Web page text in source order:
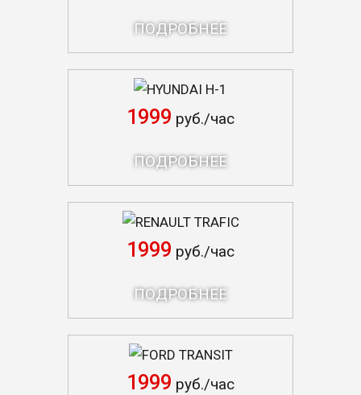
ПОДРОБНЕЕ
HYUNDAI H-1
1999 руб./час
ПОДРОБНЕЕ
RENAULT TRAFIC
1999 руб./час
ПОДРОБНЕЕ
FORD TRANSIT
1999 руб./час